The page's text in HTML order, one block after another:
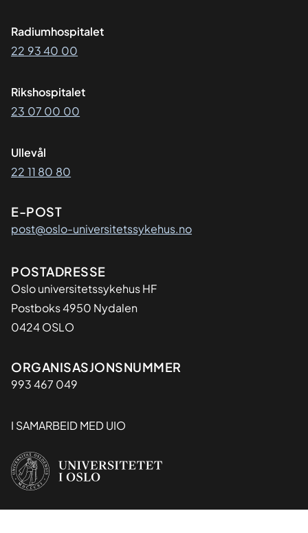
Radiumhospitalet
22 93 40 00
Rikshospitalet
23 07 00 00
Ullevål
22 11 80 80
E-POST
post@oslo-universitetssykehus.no
Adresse
POSTADRESSE
Oslo universitetssykehus HF
Postboks 4950 Nydalen
0424 OSLO
Organisasjon
ORGANISASJONSNUMMER
993 467 049
I SAMARBEID MED UIO